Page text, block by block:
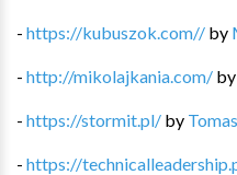
- https://kubuszok.com// by
- http://mikolajkania.com/ by
- https://stormit.pl/ by
- https://